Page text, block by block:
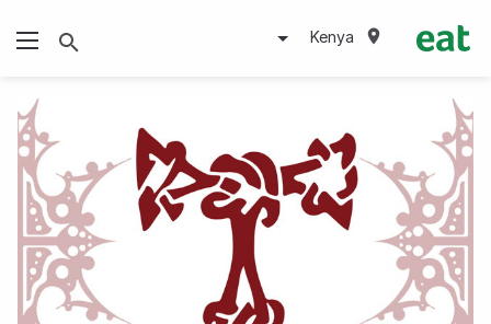
Kenya